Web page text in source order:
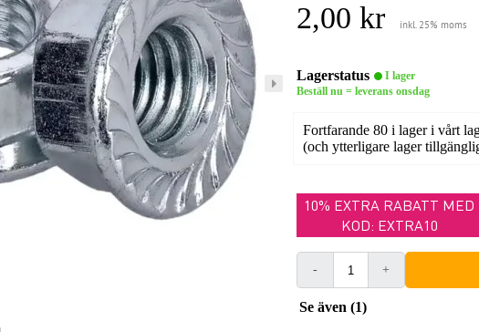
2,00 kr inkl. 25% moms
Lagerstatus
I lager
Beställ nu = leverans onsdag
Fortfarande 80 i lager i vårt
(och ytterligare lager
10% EXTRA RABATT MED
KOD: EXTRA10
- +
Se även (1)